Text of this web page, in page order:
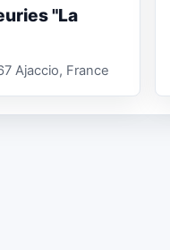
"La
Ajaccio, France